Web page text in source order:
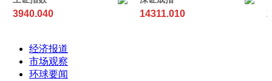
3940.040 14311.010
经济报道
市场观察
环球要闻